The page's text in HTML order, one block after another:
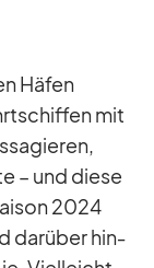
Hä­fen
mit
– und diese
2024
dar­über hin­